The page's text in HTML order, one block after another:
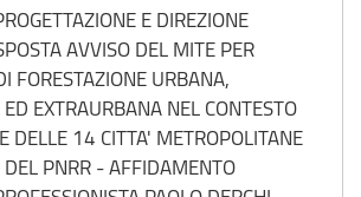
E DIREZIONE
AVVISO DEL MITE PER
FORESTAZIONE URBANA,
EXTRAURBANA NEL CONTESTO
DELLE 14 CITTA' METROPOLITANE
PNRR - AFFIDAMENTO